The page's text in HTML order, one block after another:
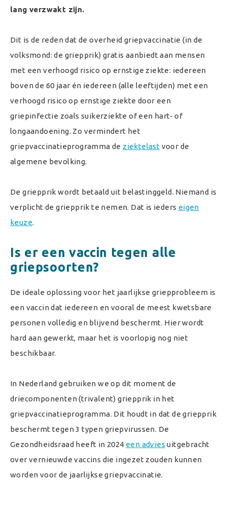
lang verzwakt zijn.
Dit is de reden dat de overheid griepvaccinatie (in de
volksmond: de griepprik) gratis aanbiedt aan mensen
met een verhoogd risico op ernstige ziekte: iedereen
boven de 60 jaar én iedereen (alle leeftijden) met een
verhoogd risico op ernstige ziekte door een
griepinfectie zoals suikerziekte of een hart- of
longaandoening. Zo vermindert het
griepvaccinatieprogramma de ziektelast voor de
algemene bevolking.
De griepprik wordt betaald uit belastinggeld. Niemand is
verplicht de griepprik te nemen. Dat is ieders eigen
keuze.
Is er een vaccin tegen alle
griepsoorten?
De ideale oplossing voor het jaarlijkse griepprobleem is
een vaccin dat iedereen en vooral de meest kwetsbare
personen volledig en blijvend beschermt. Hier wordt
hard aan gewerkt, maar het is voorlopig nog niet
beschikbaar.
In Nederland gebruiken we op dit moment de
driecomponenten (trivalent) griepprik in het
griepvaccinatieprogramma. Dit houdt in dat de griepprik
beschermt tegen 3 typen griepvirussen. De
Gezondheidsraad heeft in 2024 een advies uitgebracht
over vernieuwde vaccins die ingezet zouden kunnen
worden voor de jaarlijkse griepvaccinatie.